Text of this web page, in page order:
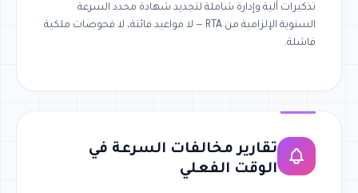
تذكيرات آلية وإدارة شاملة لتجديد شهادة محدد السرعة
السنوية الإلزامية من RTA — لا مواعيد فائتة، لا فحوصات ملكية
فاشلة.
تقارير مخالفات السرعة في
الوقت الفعلي